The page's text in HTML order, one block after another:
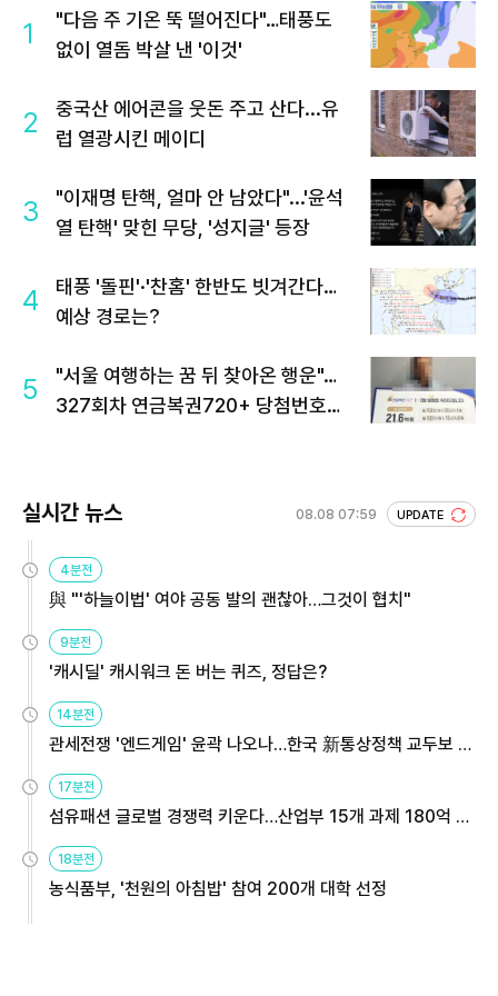
1
"다음 주 기온 뚝 떨어진다"…태풍도
없이 열돔 박살 낸 '이것'
2
중국산 에어콘을 웃돈 주고 산다...유
럽 열광시킨 메이디
3
"이재명 탄핵, 얼마 안 남았다"...'윤석
열 탄핵' 맞힌 무당, '성지글' 등장
4
태풍 '돌핀'·'찬홈' 한반도 빗겨간다…
예상 경로는?
5
"서울 여행하는 꿈 뒤 찾아온 행운"…
327회차 연금복권720+ 당첨번호조
실시간 뉴스 08.08 07:59 UPDATE
4분전
與 "'하늘이법' 여야 공동 발의 괜찮아…그것이 협치"
9분전
'캐시딜' 캐시워크 돈 버는 퀴즈, 정답은?
14분전
관세전쟁 '엔드게임' 윤곽 나오나…한국 新통상정책 교두보 활
17분전
섬유패션 글로벌 경쟁력 키운다…산업부 15개 과제 180억 지
18분전
농식품부, '천원의 아침밥' 참여 200개 대학 선정